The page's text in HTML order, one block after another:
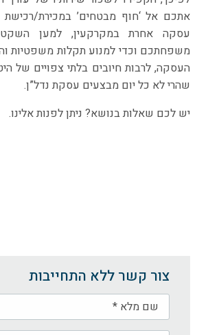
אתכם אל ‘חוף מבטחים’ במכירת/
עסקה אחרת במקרקעין, למען
משפחתכם וכדי למנוע תקלות משפטיות
העסקה, לרבות חיובים בלתי צפויים של
שהרי לא כל יום מבצעים עסקת נדל”ן.
יש לכם שאלות בנושא? ניתן לפנות אלינו.
צור קשר ללא התחייבות